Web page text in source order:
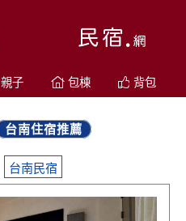
親子 包棟 背包
台南住宿推薦
台南民宿